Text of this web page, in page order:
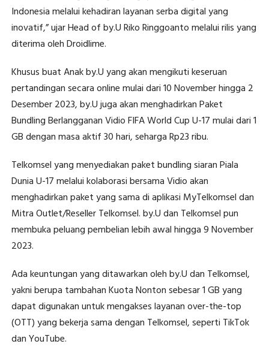
Indonesia melalui kehadiran layanan serba digital yang
inovatif,” ujar Head of by.U Riko Ringgoanto melalui rilis yang
diterima oleh Droidlime.
Khusus buat Anak by.U yang akan mengikuti keseruan
pertandingan secara online mulai dari 10 November hingga 2
Desember 2023, by.U juga akan menghadirkan Paket
Bundling Berlangganan Vidio FIFA World Cup U-17 mulai dari 1
GB dengan masa aktif 30 hari, seharga Rp23 ribu.
Telkomsel yang menyediakan paket bundling siaran Piala
Dunia U-17 melalui kolaborasi bersama Vidio akan
menghadirkan paket yang sama di aplikasi MyTelkomsel dan
Mitra Outlet/Reseller Telkomsel. by.U dan Telkomsel pun
membuka peluang pembelian lebih awal hingga 9 November
2023.
Ada keuntungan yang ditawarkan oleh by.U dan Telkomsel,
yakni berupa tambahan Kuota Nonton sebesar 1 GB yang
dapat digunakan untuk mengakses layanan over-the-top
(OTT) yang bekerja sama dengan Telkomsel, seperti TikTok
dan YouTube.